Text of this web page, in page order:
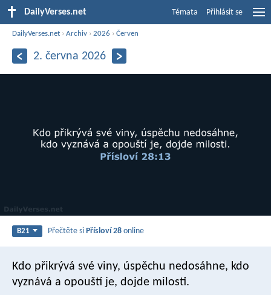
DailyVerses.net Témata Přihlásit se
DailyVerses.net ›Archiv ›2026 ›Červen
2. června 2026
B21 Přečtěte siPřísloví 28 online
Kdo přikrývá své viny, úspěchu nedosáhne, kdo
vyznává a opouští je, dojde milosti.